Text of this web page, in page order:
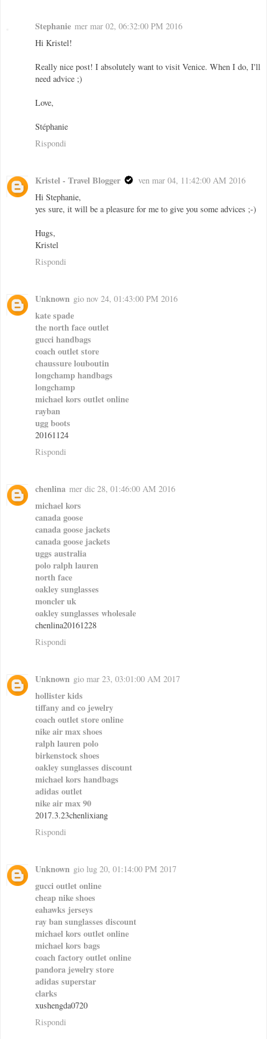
Stephanie mer mar 02, 06:32:00 PM 2016
Hi Kristel!
Really nice post! I absolutely want to visit Venice. When I do, I'll
need advice ;)
Love,
Stéphanie
Rispondi
Kristel - Travel Blogger
ven mar 04, 11:42:00 AM 2016
Hi Stephanie,
yes sure, it will be a pleasure for me to give you some advices ;-)
Hugs,
Kristel
Rispondi
Unknown gio nov 24, 01:43:00 PM 2016
kate spade
the north face outlet
gucci handbags
coach outlet store
chaussure louboutin
longchamp handbags
longchamp
michael kors outlet online
rayban
ugg boots
20161124
Rispondi
chenlina mer dic 28, 01:46:00 AM 2016
michael kors
canada goose
canada goose jackets
canada goose jackets
uggs australia
polo ralph lauren
north face
oakley sunglasses
moncler uk
oakley sunglasses wholesale
chenlina20161228
Rispondi
Unknown gio mar 23, 03:01:00 AM 2017
hollister kids
tiffany and co jewelry
coach outlet store online
nike air max shoes
ralph lauren polo
birkenstock shoes
oakley sunglasses discount
michael kors handbags
adidas outlet
nike air max 90
2017.3.23chenlixiang
Rispondi
Unknown gio lug 20, 01:14:00 PM 2017
gucci outlet online
cheap nike shoes
eahawks jerseys
ray ban sunglasses discount
michael kors outlet online
michael kors bags
coach factory outlet online
pandora jewelry store
adidas superstar
clarks
xushengda0720
Rispondi